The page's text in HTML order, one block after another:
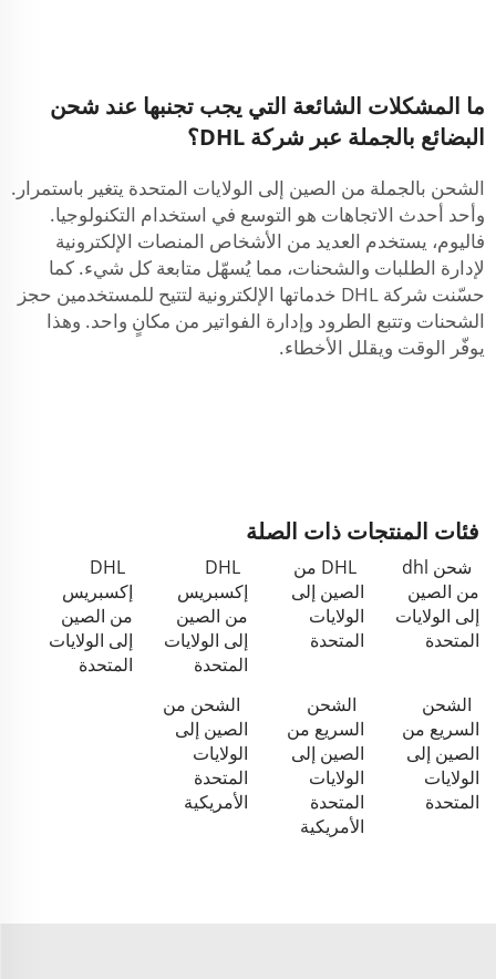
ما المشكلات الشائعة التي يجب تجنبها عند شحن
البضائع بالجملة عبر شركة DHL؟
الشحن بالجملة من الصين إلى الولايات المتحدة يتغير باستمرار.
وأحد أحدث الاتجاهات هو التوسع في استخدام التكنولوجيا.
فاليوم، يستخدم العديد من الأشخاص المنصات الإلكترونية
لإدارة الطلبات والشحنات، مما يُسهّل متابعة كل شيء. كما
حسّنت شركة DHL خدماتها الإلكترونية لتتيح للمستخدمين حجز
الشحنات وتتبع الطرود وإدارة الفواتير من مكانٍ واحد. وهذا
يوفّر الوقت ويقلل الأخطاء.
فئات المنتجات ذات الصلة
شحن dhl
من الصين
إلى الولايات
المتحدة
DHL من
الصين إلى
الولايات
المتحدة
DHL
إكسبريس
من الصين
إلى الولايات
المتحدة
DHL
إكسبريس
من الصين
إلى الولايات
المتحدة
الشحن
السريع من
الصين إلى
الولايات
المتحدة
الشحن
السريع من
الصين إلى
الولايات
المتحدة
الأمريكية
الشحن من
الصين إلى
الولايات
المتحدة
الأمريكية